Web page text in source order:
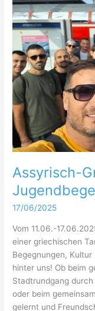
Assyrisch-
17/06/2025
Vom 11.06.-
einer griechischen
Begegnungen,
hinter uns! Ob beim
Stadtrundgang
oder beim
gelernt und